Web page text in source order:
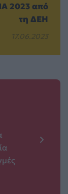
2023 από
τη ΔΕΗ
17.06.2023